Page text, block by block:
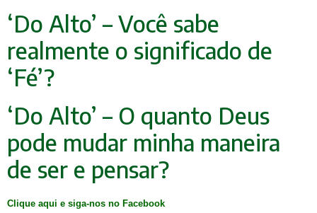
‘Do Alto’ – Você sabe
realmente o significado de
‘Fé’?
‘Do Alto’ – O quanto Deus
pode mudar minha maneira
de ser e pensar?
Clique aqui e siga-nos no Facebook